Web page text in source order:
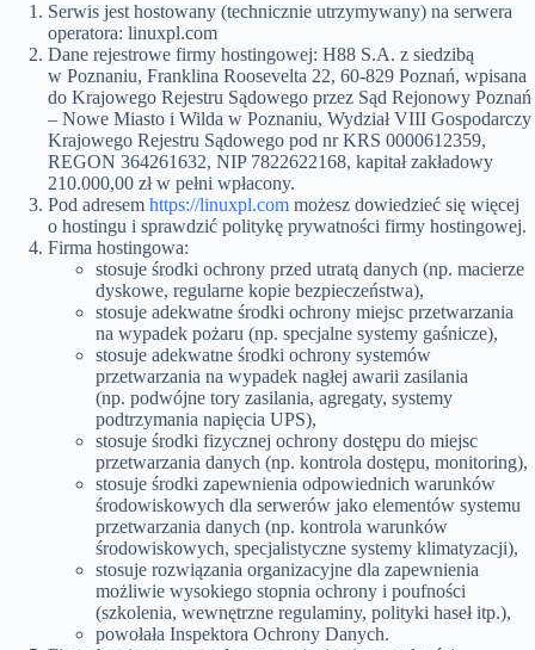
Serwis jest hostowany (technicznie utrzymywany) na serwera
operatora: linuxpl.com
Dane rejestrowe firmy hostingowej: H88 S.A. z siedzibą
w Poznaniu, Franklina Roosevelta 22, 60-829 Poznań, wpisana
do Krajowego Rejestru Sądowego przez Sąd Rejonowy Poznań
– Nowe Miasto i Wilda w Poznaniu, Wydział VIII Gospodarczy
Krajowego Rejestru Sądowego pod nr KRS 0000612359,
REGON 364261632, NIP 7822622168, kapitał zakładowy
210.000,00 zł w pełni wpłacony.
Pod adresem https://linuxpl.com możesz dowiedzieć się więcej
o hostingu i sprawdzić politykę prywatności firmy hostingowej.
Firma hostingowa:
stosuje środki ochrony przed utratą danych (np. macierze
dyskowe, regularne kopie bezpieczeństwa),
stosuje adekwatne środki ochrony miejsc przetwarzania
na wypadek pożaru (np. specjalne systemy gaśnicze),
stosuje adekwatne środki ochrony systemów
przetwarzania na wypadek nagłej awarii zasilania
(np. podwójne tory zasilania, agregaty, systemy
podtrzymania napięcia UPS),
stosuje środki fizycznej ochrony dostępu do miejsc
przetwarzania danych (np. kontrola dostępu, monitoring),
stosuje środki zapewnienia odpowiednich warunków
środowiskowych dla serwerów jako elementów systemu
przetwarzania danych (np. kontrola warunków
środowiskowych, specjalistyczne systemy klimatyzacji),
stosuje rozwiązania organizacyjne dla zapewnienia
możliwie wysokiego stopnia ochrony i poufności
(szkolenia, wewnętrzne regulaminy, polityki haseł itp.),
powołała Inspektora Ochrony Danych.